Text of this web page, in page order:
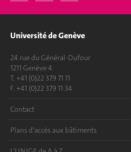
Université de Genève
24 rue du Général-Dufour
1211 Genève 4
T. +41 (0)22 379 71 11
F. +41 (0)22 379 11 34
Contact
Plans d'accès aux bâtiments